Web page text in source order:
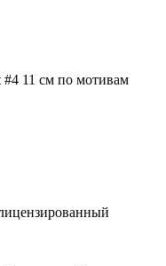
11 см по мотивам